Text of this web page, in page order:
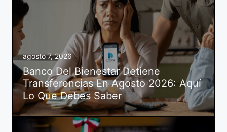
agosto 7, 2026
Banco Del Bienestar Detiene
Transferencias En Agosto 2026: Aquí
Lo Que Debes Saber